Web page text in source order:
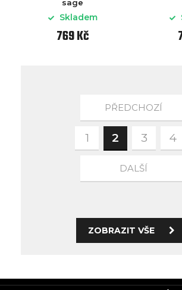
sage
Skladem
769 Kč
PŘEDCHOZÍ
1 2 3 4
DALŠÍ
ZOBRAZIT VŠE